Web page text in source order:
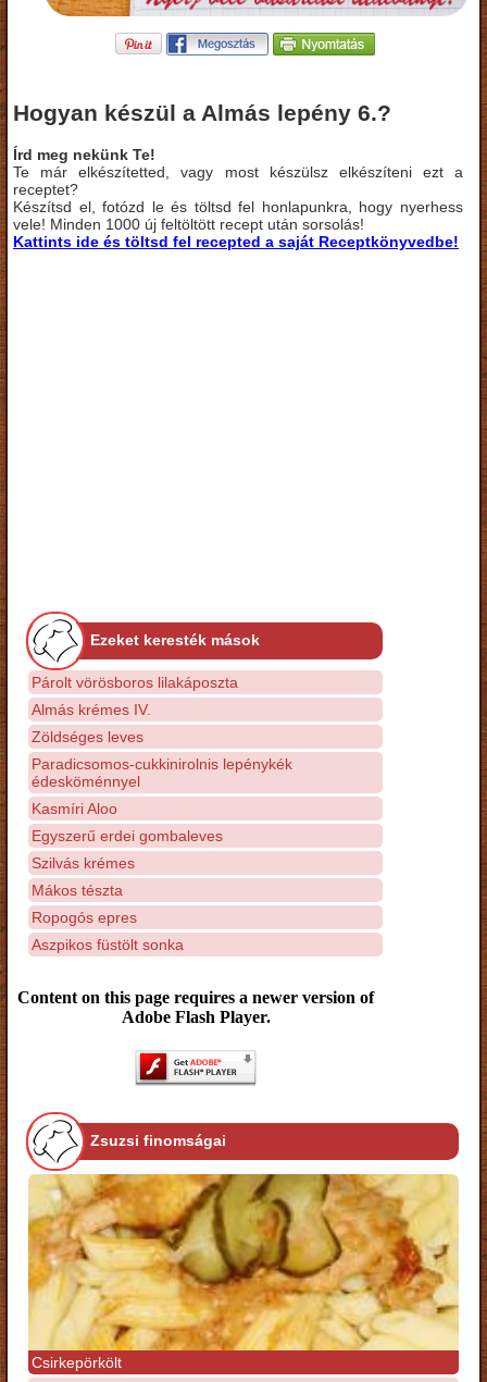
Hogyan készül a Almás lepény 6.?
Írd meg nekünk Te!
Te már elkészítetted, vagy most készülsz elkészíteni ezt a
receptet?
Készítsd el, fotózd le és töltsd fel honlapunkra, hogy nyerhess
vele! Minden 1000 új feltöltött recept után sorsolás!
Kattints ide és töltsd fel recepted a saját Receptkönyvedbe!
Ezeket keresték mások
Párolt vörösboros lilakáposzta
Almás krémes IV.
Zöldséges leves
Paradicsomos-cukkinirolnis lepénykék
édesköménnyel
Kasmíri Aloo
Egyszerű erdei gombaleves
Szilvás krémes
Mákos tészta
Ropogós epres
Aszpikos füstölt sonka
Content on this page requires a newer version of
Adobe Flash Player.
Zsuzsi finomságai
Csirkepörkölt